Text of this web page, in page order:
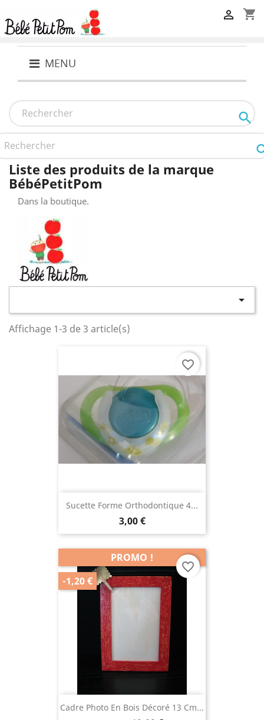
shopping_cart

MENU

Liste des produits de la marque
BébéPetitPom
Dans la boutique.

Affichage 1-3 de 3 article(s)
Sucette Forme Orthodontique 4...
3,00 €
favorite_border
Cadre Photo En Bois Décoré 13 Cm...
PROMO !
-1,20 €
favorite_border